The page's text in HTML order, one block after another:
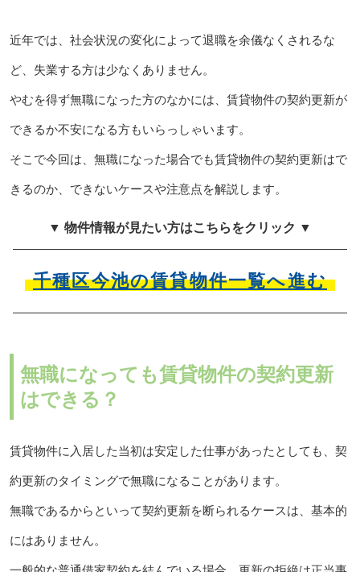
近年では、社会状況の変化によって退職を余儀なくされるな
ど、失業する方は少なくありません。
やむを得ず無職になった方のなかには、賃貸物件の契約更新が
できるか不安になる方もいらっしゃいます。
そこで今回は、無職になった場合でも賃貸物件の契約更新はで
きるのか、できないケースや注意点を解説します。
▼ 物件情報が見たい方はこちらをクリック ▼
千種区今池の賃貸物件一覧へ進む
無職になっても賃貸物件の契約更新
はできる？
賃貸物件に入居した当初は安定した仕事があったとしても、契
約更新のタイミングで無職になることがあります。
無職であるからといって契約更新を断られるケースは、基本的
にはありません。